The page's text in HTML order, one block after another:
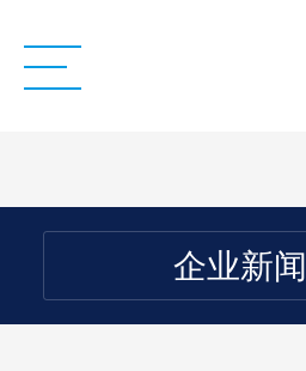
企业新闻